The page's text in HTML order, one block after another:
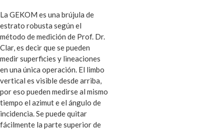
La GEKOM es una brújula de
estrato robusta según el
método de medición de Prof. Dr.
Clar, es decir que se pueden
medir superficies y lineaciones
en una única operación. El limbo
vertical es visible desde arriba,
por eso pueden medirse al mismo
tiempo el azimut e el ángulo de
incidencia. Se puede quitar
fácilmente la parte superior de